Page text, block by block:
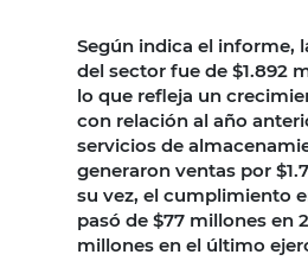
Según indica el informe,
del sector fue de $1.892
lo que refleja un
con relación al año
servicios de
generaron ventas por
su vez, el cumplimiento
pasó de $77 millones en
millones en el último